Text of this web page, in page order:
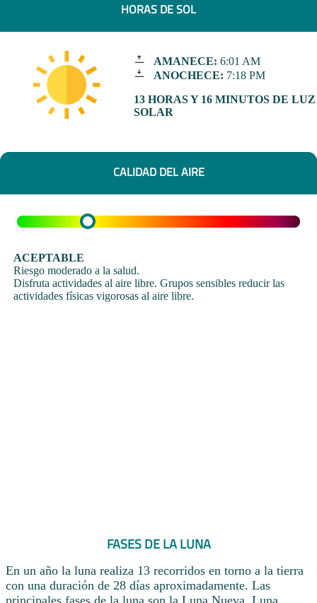
HORAS DE SOL
AMANECE: 6:01 AM
ANOCHECE: 7:18 PM
13 HORAS Y 16 MINUTOS DE LUZ
SOLAR
CALIDAD DEL AIRE
ACEPTABLE
Riesgo moderado a la salud.
Disfruta actividades al aire libre. Grupos sensibles reducir las
actividades físicas vigorosas al aire libre.
FASES DE LA LUNA
En un año la luna realiza 13 recorridos en torno a la tierra
con una duración de 28 días aproximadamente. Las